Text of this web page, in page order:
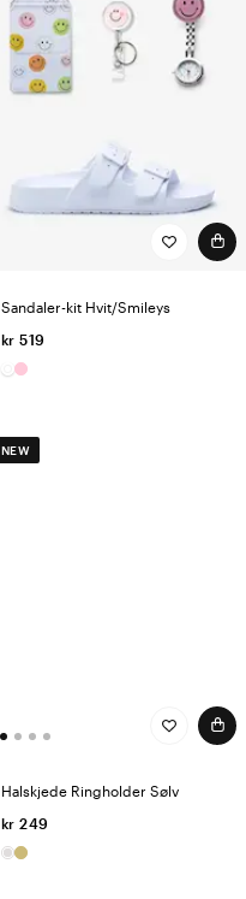
Sandaler-kit Hvit/Smileys
kr 519
NEW
Halskjede Ringholder Sølv
kr 249